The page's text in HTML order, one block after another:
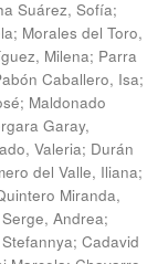
Suárez, Sofía;
; Morales del Toro,
Milena; Parra
Caballero, Isa;
; Maldonado
Garay,
Valeria; Durán
del Valle, Iliana;
Miranda,
Andrea;
; Cadavid